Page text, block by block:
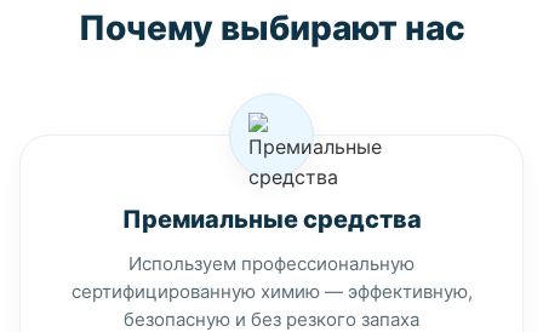
Почему выбирают нас
Премиальные средства
Используем профессиональную
сертифицированную химию — эффективную,
безопасную и без резкого запаха